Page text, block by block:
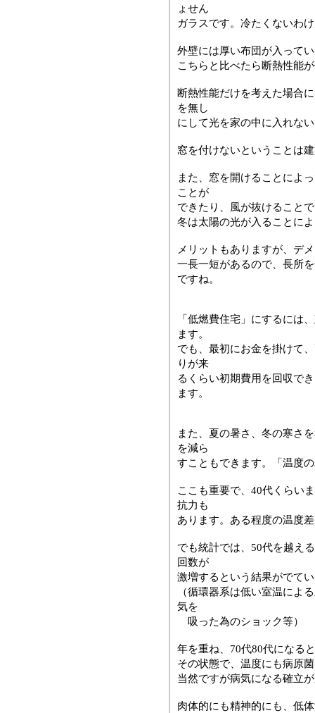
ょせん
ガラスです。冷たくないわ
外壁には厚い布団が入って
こちらと比べたら断熱性能
断熱性能だけを考えた場合
を無し
にして光を家の中に入れな
窓を付けないということは
また、窓を開けることによ
ことが
できたり、風が抜けること
冬は太陽の光が入ることに
メリットもありますが、デ
一長一短があるので、長所
ですね。
「低燃費住宅」にするには
ます。
でも、最初にお金を掛けて
りが来
るくらい初期費用を回収で
ます。
また、夏の暑さ、冬の寒さ
を減ら
すこともできます。「温度
ここも重要で、40代くらい
抗力も
あります。ある程度の温度
でも統計では、50代を越え
回数が
激増するという結果がでて
（循環器系は低い室温によ
気を
吸った為のショック等）
年を重ね、70代80代になる
その状態で、温度にも病原
当然ですが病気になる確立
肉体的にも精神的にも、低